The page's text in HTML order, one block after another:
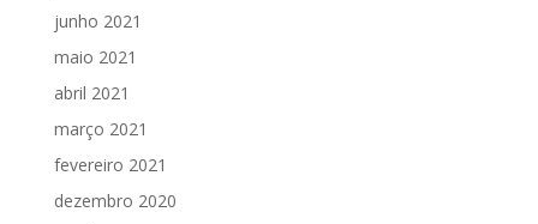
junho 2021
maio 2021
abril 2021
março 2021
fevereiro 2021
dezembro 2020